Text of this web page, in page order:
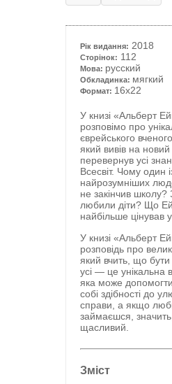
Рік видання: 2018
Сторінок: 112
Мова: русский
Обкладинка: мягкий
Формат: 16x22
У книзі «Альберт
розповімо про
єврейського
який вивів на новий
перевернув усі
Всесвіт. Чому один
найрозумніших
не закінчив
любили діти? Що
найбільше цінував
У книзі «Альберт
розповідь про
який вчить, що
усі — це унікальна
яка може
собі здібності до
справи, а якщо
займаєшся,
щасливий.
Зміст